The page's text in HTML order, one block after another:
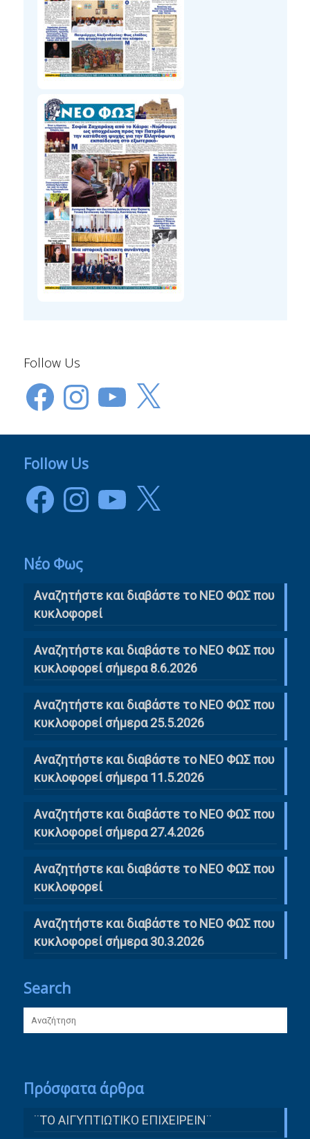
Follow Us
FacebookInstagramYouTube
X
Follow Us
FacebookInstagramYouTube
X
Νέο Φως
Αναζητήστε και διαβάστε το NΕΟ ΦΩΣ που
κυκλοφορεί
Αναζητήστε και διαβάστε το ΝΕΟ ΦΩΣ που
κυκλοφορεί σήμερα 8.6.2026
Αναζητήστε και διαβάστε το ΝΕΟ ΦΩΣ που
κυκλοφορεί σήμερα 25.5.2026
Αναζητήστε και διαβάστε το ΝΕΟ ΦΩΣ που
κυκλοφορεί σήμερα 11.5.2026
Αναζητήστε και διαβάστε το ΝΕΟ ΦΩΣ που
κυκλοφορεί σήμερα 27.4.2026
Αναζητήστε και διαβάστε το ΝΕΟ ΦΩΣ που
κυκλοφορεί
Αναζητήστε και διαβάστε το ΝΕΟ ΦΩΣ που
κυκλοφορεί σήμερα 30.3.2026
Search
Πρόσφατα άρθρα
¨ΤΟ ΑΙΓΥΠΤΙΩΤΙΚΟ ΕΠΙΧΕΙΡΕΙΝ¨